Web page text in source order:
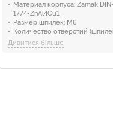
Материал корпуса: Zamak
1774-ZnAl4Cu1
Размер шпилек: M6
Количество отверстий
для крепления:3
Угол открытия:180°
сталь
Дивитися більше